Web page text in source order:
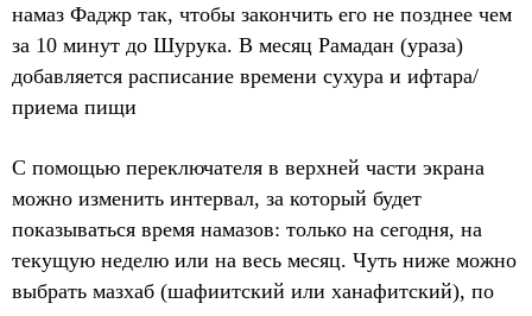
намаз Фаджр так, чтобы закончить его не позднее чем
за 10 минут до Шурука. В месяц Рамадан (ураза)
добавляется расписание времени сухура и ифтара/
приема пищи
С помощью переключателя в верхней части экрана
можно изменить интервал, за который будет
показываться время намазов: только на сегодня, на
текущую неделю или на весь месяц. Чуть ниже можно
выбрать мазхаб (шафиитский или ханафитский), по